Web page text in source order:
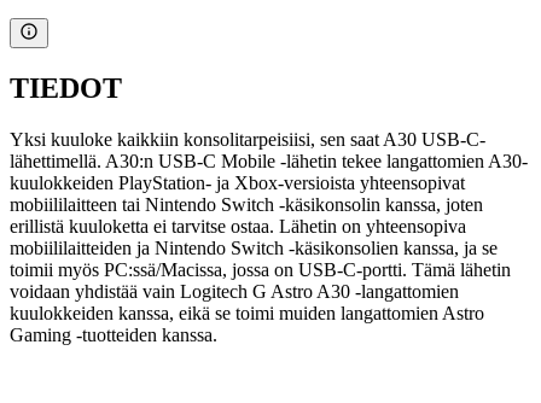
TIEDOT
Yksi kuuloke kaikkiin konsolitarpeisiisi, sen saat A30 USB-C-
lähettimellä. A30:n USB-C Mobile -lähetin tekee langattomien A30-
kuulokkeiden PlayStation- ja Xbox-versioista yhteensopivat
mobiililaitteen tai Nintendo Switch -käsikonsolin kanssa, joten
erillistä kuuloketta ei tarvitse ostaa. Lähetin on yhteensopiva
mobiililaitteiden ja Nintendo Switch -käsikonsolien kanssa, ja se
toimii myös PC:ssä/Macissa, jossa on USB-C-portti. Tämä lähetin
voidaan yhdistää vain Logitech G Astro A30 -langattomien
kuulokkeiden kanssa, eikä se toimi muiden langattomien Astro
Gaming -tuotteiden kanssa.